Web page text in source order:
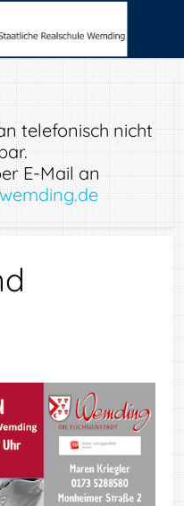
telefonisch nicht
E-Mail an